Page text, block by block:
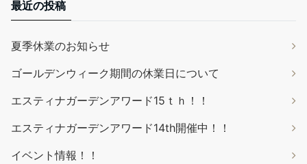
最近の投稿
夏季休業のお知らせ
ゴールデンウィーク期間の休業日について
エスティナガーデンアワード15ｔｈ！！
エスティナガーデンアワード14th開催中！！
イベント情報！！